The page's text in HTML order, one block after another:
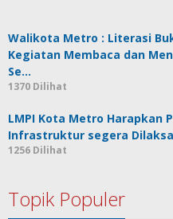
Walikota Metro : Literasi
Kegiatan Membaca dan
Se…
1370 Dilihat
LMPI Kota Metro Harapkan
Infrastruktur segera
1256 Dilihat
Topik Populer